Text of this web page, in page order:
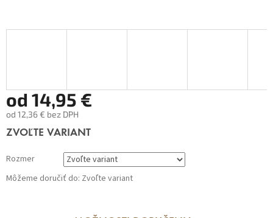
od 14,95 €
od 12,36 € bez DPH
Jednotková
ZVOĽTE VARIANT
Rozmer
Môžeme doručiť do: Zvoľte variant